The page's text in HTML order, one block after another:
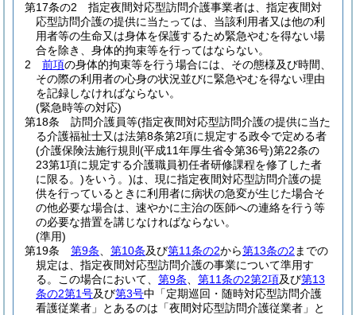
第17条の2
指定夜間対応型訪問介護事業者は、指定夜間対
応型訪問介護の提供に当たっては、当該利用者又は他の利
用者等の生命又は身体を保護するため緊急やむを得ない場
合を除き、身体的拘束等を行ってはならない。
2
前項の身体的拘束等を行う場合には、その態様及び時間、
その際の利用者の心身の状況並びに緊急やむを得ない理由
を記録しなければならない。
(緊急時等の対応)
第18条
訪問介護員等(指定夜間対応型訪問介護の提供に当た
る介護福祉士又は法第8条第2項に規定する政令で定める者
(介護保険法施行規則 (平成11年厚生省令第36号)第22条の
23第1項に規定する介護職員初任者研修課程を修了した者
に限る。)をいう。)は、現に指定夜間対応型訪問介護の提
供を行っているときに利用者に病状の急変が生じた場合そ
の他必要な場合は、速やかに主治の医師への連絡を行う等
の必要な措置を講じなければならない。
(準用)
第19条
第9条 第10条及び第11条の2から第13条の2 までの
規定は、指定夜間対応型訪問介護の事業について準用す
る。
この場合において、 第9条 第11条の2第2項及び第13
条の2第1号及び第3号中「定期巡回・随時対応型訪問介護
看護従業者」とあるのは「夜間対応型訪問介護従業者」と